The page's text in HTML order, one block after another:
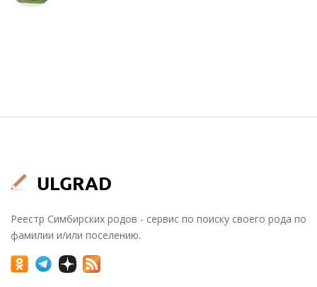
Реестр Симбирских родов - сервис по поиску своего рода по
фамилии и/или поселению.